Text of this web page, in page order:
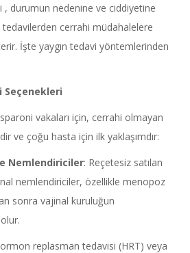
, durumun nedenine ve ciddiyetine
cerrahi müdahalelere
İşte yaygın tedavi yöntemlerinden
Seçenekleri
vakaları için, cerrahi olmayan
ve çoğu hasta için ilk yaklaşımdır:
Nemlendiriciler: Reçetesiz satılan
nemlendiriciler, özellikle menopoz
sonra vajinal kuruluğun
replasman tedavisi (HRT) veya